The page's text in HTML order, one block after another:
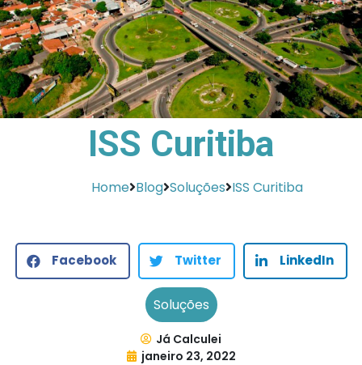
ISS Curitiba
Home Blog Soluções ISS Curitiba
Facebook Twitter LinkedIn
Soluções
Já Calculei
janeiro 23, 2022